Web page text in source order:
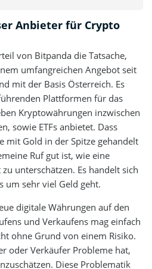
Anbieter für Crypto
von Bitpanda die Tatsache,
umfangreichen Angebot seit
mit der Basis Österreich. Es
Plattformen für das
Kryptowährungen inzwischen
sowie ETFs anbietet. Dass
mit Gold in der Spitze gehandelt
Ruf gut ist, wie eine
unterschätzen. Es handelt sich
um sehr viel Geld geht.
digitale Währungen auf den
und Verkaufens mag einfach
ohne Grund von einem Risiko.
oder Verkäufer Probleme hat,
Diese Problematik